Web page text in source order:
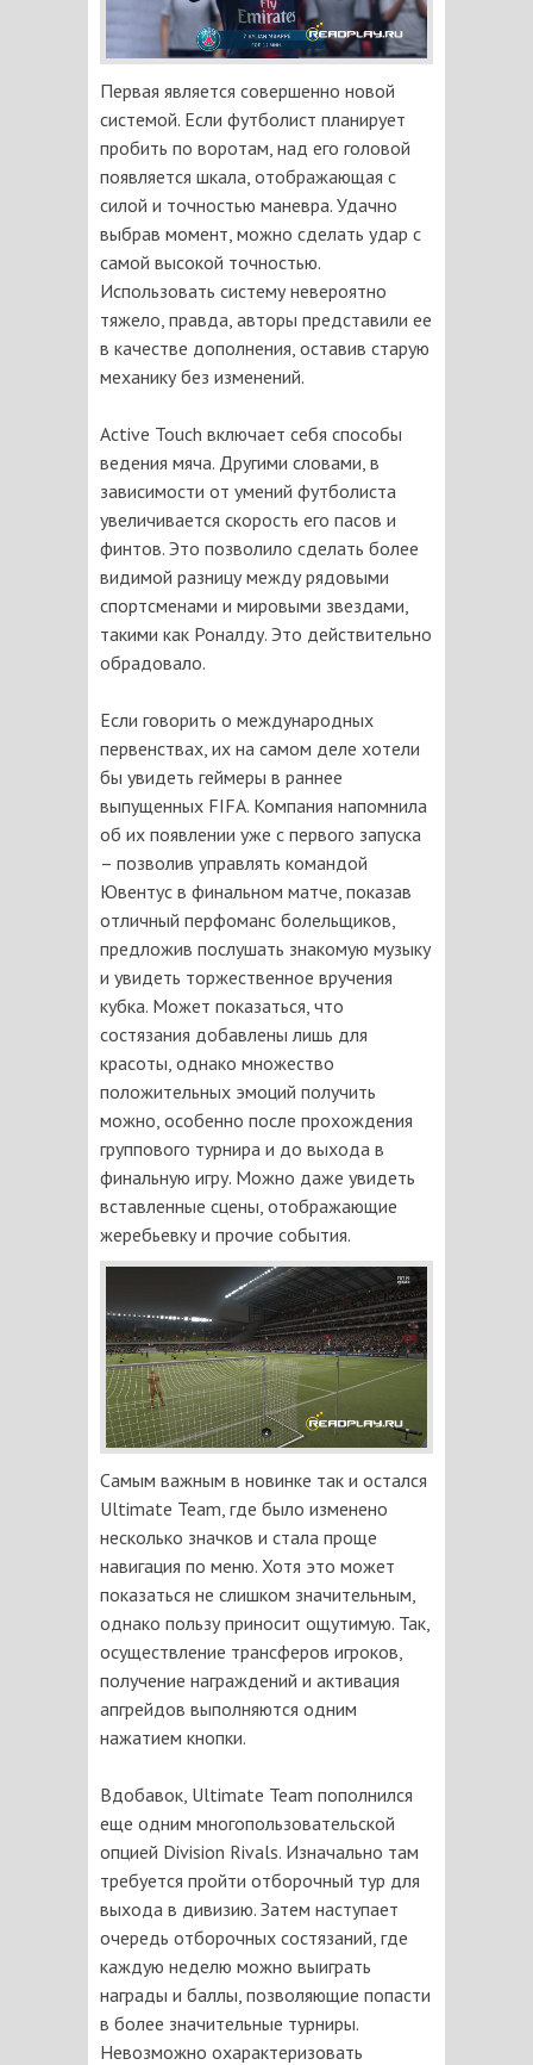
Первая является совершенно новой
системой. Если футболист планирует
пробить по воротам, над его головой
появляется шкала, отображающая с
силой и точностью маневра. Удачно
выбрав момент, можно сделать удар с
самой высокой точностью.
Использовать систему невероятно
тяжело, правда, авторы представили ее
в качестве дополнения, оставив старую
механику без изменений.
Active Touch включает себя способы
ведения мяча. Другими словами, в
зависимости от умений футболиста
увеличивается скорость его пасов и
финтов. Это позволило сделать более
видимой разницу между рядовыми
спортсменами и мировыми звездами,
такими как Роналду. Это действительно
обрадовало.
Если говорить о международных
первенствах, их на самом деле хотели
бы увидеть геймеры в раннее
выпущенных FIFA. Компания напомнила
об их появлении уже с первого запуска
– позволив управлять командой
Ювентус в финальном матче, показав
отличный перфоманс болельщиков,
предложив послушать знакомую музыку
и увидеть торжественное вручения
кубка. Может показаться, что
состязания добавлены лишь для
красоты, однако множество
положительных эмоций получить
можно, особенно после прохождения
группового турнира и до выхода в
финальную игру. Можно даже увидеть
вставленные сцены, отображающие
жеребьевку и прочие события.
Самым важным в новинке так и остался
Ultimate Team, где было изменено
несколько значков и стала проще
навигация по меню. Хотя это может
показаться не слишком значительным,
однако пользу приносит ощутимую. Так,
осуществление трансферов игроков,
получение награждений и активация
апгрейдов выполняются одним
нажатием кнопки.
Вдобавок, Ultimate Team пополнился
еще одним многопользовательской
опцией Division Rivals. Изначально там
требуется пройти отборочный тур для
выхода в дивизию. Затем наступает
очередь отборочных состязаний, где
каждую неделю можно выиграть
награды и баллы, позволяющие попасти
в более значительные турниры.
Невозможно охарактеризовать